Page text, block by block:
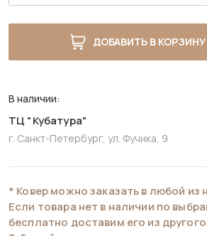
ДОБАВИТЬ В КОРЗИНУ
В наличии:
ТЦ "Кубатура"
г. Санкт-Петербург, ул. Фучика, 9
* Ковер можно заказать в любой из
Если товара нет в наличии по
бесплатно доставим его из